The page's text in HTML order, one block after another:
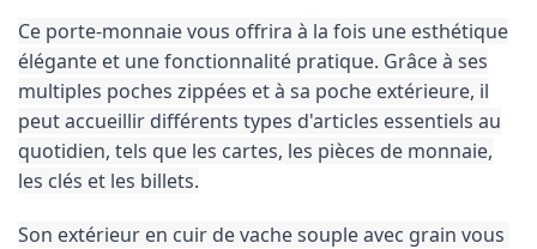
Ce porte-monnaie vous offrira à la fois une esthétique
élégante et une fonctionnalité pratique. Grâce à ses
multiples poches zippées et à sa poche extérieure, il
peut accueillir différents types d'articles essentiels au
quotidien, tels que les cartes, les pièces de monnaie,
les clés et les billets.
Son extérieur en cuir de vache souple avec grain vous